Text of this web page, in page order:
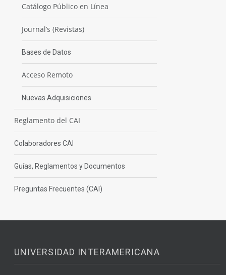
Catálogo Público en Línea
Journal’s (Revistas)
Bases de Datos
Acceso Remoto
Nuevas Adquisiciones
Reglamento del CAI
Colaboradores CAI
Guías, Reglamentos y Documentos
Preguntas Frecuentes (CAI)
UNIVERSIDAD INTERAMERICANA